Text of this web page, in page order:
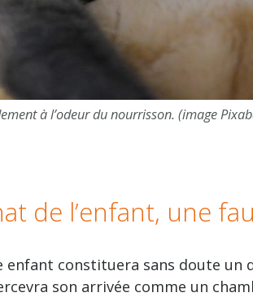
à l’odeur du nourrisson. (image
de l’enfant, une
enfant constituera sans doute un
son arrivée comme un